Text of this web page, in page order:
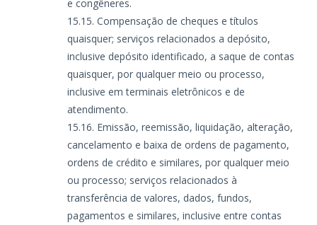
e congêneres.
Compensação de cheques e títulos
quaisquer; serviços relacionados a depósito,
inclusive depósito identificado, a saque de contas
quaisquer, por qualquer meio ou processo,
inclusive em terminais eletrônicos e de
atendimento.
Emissão, reemissão, liquidação, alteração,
cancelamento e baixa de ordens de pagamento,
ordens de crédito e similares, por qualquer meio
ou processo; serviços relacionados à
transferência de valores, dados, fundos,
pagamentos e similares, inclusive entre contas